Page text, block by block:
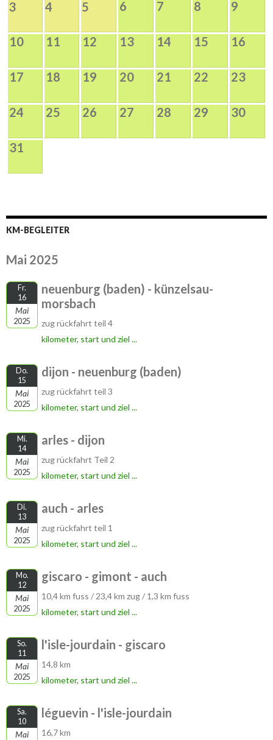
3 4 5 6 7 8 9
10 11 12 13 14 15 16
17 18 19 20 21 22 23
24 25 26 27 28 29 30
31
KM-BEGLEITER
Mai 2025
Fr.
16
Mai
2025
neuenburg (baden) - künzelsau-
morsbach
zug rückfahrt teil 4
kilometer, start und ziel ...
Do.
15
Mai
2025
dijon - neuenburg (baden)
zug rückfahrt teil 3
kilometer, start und ziel ...
Mi.
14
Mai
2025
arles - dijon
zug rückfahrt Teil 2
kilometer, start und ziel ...
Di.
13
Mai
2025
auch - arles
zug rückfahrt teil 1
kilometer, start und ziel ...
Mo.
12
Mai
2025
giscaro - gimont - auch
10,4 km fuss / 23,4 km zug / 1,3 km fuss
kilometer, start und ziel ...
So.
11
Mai
2025
l'isle-jourdain - giscaro
14,8 km
kilometer, start und ziel ...
Sa.
10
Mai
léguevin - l'isle-jourdain
16,7 km